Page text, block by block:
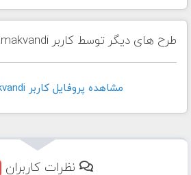
طرح های دیگر توسط کاربر mahsamakvandi
مشاهده پروفايل کاربر mahsamakvandi
نظرات کاربران